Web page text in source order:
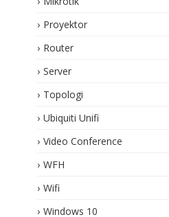
Proyektor
Router
Server
Topologi
Ubiquiti Unifi
Video Conference
WFH
Wifi
Windows 10